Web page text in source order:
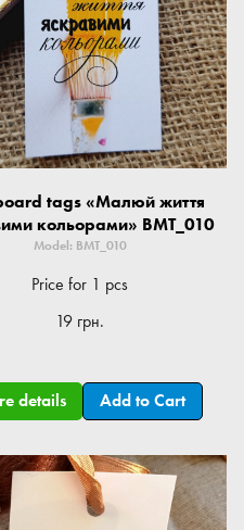
tags «Малюй життя
кольорами» BMT_010
Model: BMT_010
Price for 1 pcs
19 грн.
details Add to Cart